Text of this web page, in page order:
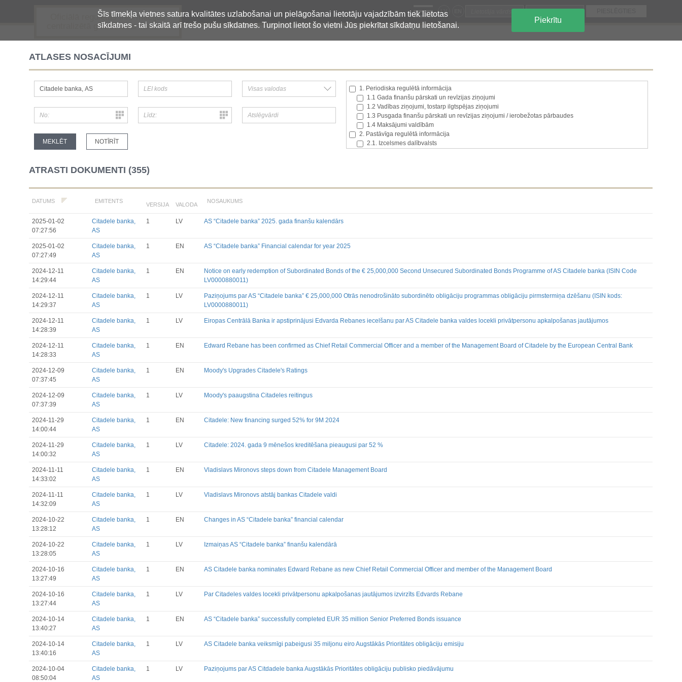
Šīs tīmekļa vietnes satura kvalitātes uzlabošanai un pielāgošanai lietotāju vajadzībām tiek lietotas
sīkdatnes - tai skaitā arī trešo pušu sīkdatnes. Turpinot lietot šo vietni Jūs piekrītat sīkdatņu lietošanai.
Piekrītu
Oficiālā regulētās informācijas
centralizētā glabāšanas sistēma
LV
ATLASES NOSACĪJUMI
1. Periodiska regulētā informācija
1.1 Gada finanšu pārskati un revīzijas ziņojumi
1.2 Vadības ziņojumi, tostarp ilgtspējas ziņojumi
1.3 Pusgada finanšu pārskati un revīzijas ziņojumi / ierobežotas pārbaudes
1.4 Maksājumi valdībām
2. Pastāvīga regulētā informācija
2.1. Izcelsmes dalībvalsts
2.6. Izmaiņas tiesībās, kas attiecas uz akciju vai vērtspapīru kategorijām
Paziņojumi par iekšējās informācijas turētāju darījumiem
ATRASTI DOKUMENTI (355)
DATUMS EMITENTS
VERSIJA VALODA
NOSAUKUMS
2025-01-02
07:27:56
Citadele banka,
AS
1 LV AS “Citadele banka” 2025. gada finanšu kalendārs
2025-01-02
07:27:49
Citadele banka,
AS
1 EN AS “Citadele banka” Financial calendar for year 2025
2024-12-11
14:29:44
Citadele banka,
AS
1 EN
Notice on early redemption of Subordinated Bonds of the € 25,000,000 Second Unsecured Subordinated Bonds Programme of AS Citadele banka (ISIN Code
LV0000880011)
2024-12-11
14:29:37
Citadele banka,
AS
1 LV
Paziņojums par AS “Citadele banka” € 25,000,000 Otrās nenodrošināto subordinēto obligāciju programmas obligāciju pirmstermiņa dzēšanu (ISIN kods:
LV0000880011)
2024-12-11
14:28:39
Citadele banka,
AS
1 LV Eiropas Centrālā Banka ir apstiprinājusi Edvarda Rebanes iecelšanu par AS Citadele banka valdes locekli privātpersonu apkalpošanas jautājumos
2024-12-11
14:28:33
Citadele banka,
AS
1 EN Edward Rebane has been confirmed as Chief Retail Commercial Officer and a member of the Management Board of Citadele by the European Central Bank
2024-12-09
07:37:45
Citadele banka,
AS
1 EN Moody's Upgrades Citadele's Ratings
2024-12-09
07:37:39
Citadele banka,
AS
1 LV Moody's paaugstina Citadeles reitingus
2024-11-29
14:00:44
Citadele banka,
AS
1 EN Citadele: New financing surged 52% for 9M 2024
2024-11-29
14:00:32
Citadele banka,
AS
1 LV Citadele: 2024. gada 9 mēnešos kreditēšana pieaugusi par 52 %
2024-11-11
14:33:02
Citadele banka,
AS
1 EN Vladislavs Mironovs steps down from Citadele Management Board
2024-11-11
14:32:09
Citadele banka,
AS
1 LV Vladislavs Mironovs atstāj bankas Citadele valdi
2024-10-22
13:28:12
Citadele banka,
AS
1 EN Changes in AS “Citadele banka” financial calendar
2024-10-22
13:28:05
Citadele banka,
AS
1 LV Izmaiņas AS “Citadele banka” finanšu kalendārā
2024-10-16
13:27:49
Citadele banka,
AS
1 EN AS Citadele banka nominates Edward Rebane as new Chief Retail Commercial Officer and member of the Management Board
2024-10-16
13:27:44
Citadele banka,
AS
1 LV Par Citadeles valdes locekli privātpersonu apkalpošanas jautājumos izvirzīts Edvards Rebane
2024-10-14
13:40:27
Citadele banka,
AS
1 EN AS “Citadele banka” successfully completed EUR 35 million Senior Preferred Bonds issuance
2024-10-14
13:40:16
Citadele banka,
AS
1 LV AS Citadele banka veiksmīgi pabeigusi 35 miljonu eiro Augstākās Prioritātes obligāciju emisiju
2024-10-04
08:50:04
Citadele banka,
AS
1 LV Paziņojums par AS Citdadele banka Augstākās Prioritātes obligāciju publisko piedāvājumu